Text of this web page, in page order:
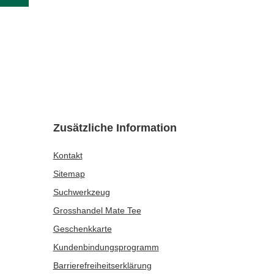
Zusätzliche Information
Kontakt
Sitemap
Suchwerkzeug
Grosshandel Mate Tee
Geschenkkarte
Kundenbindungsprogramm
Barrierefreiheits­erklärung